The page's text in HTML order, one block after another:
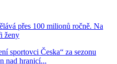
přes 100 milionů ročně. Na
ženy
sportovci Česka“ za sezonu
nad hranicí...